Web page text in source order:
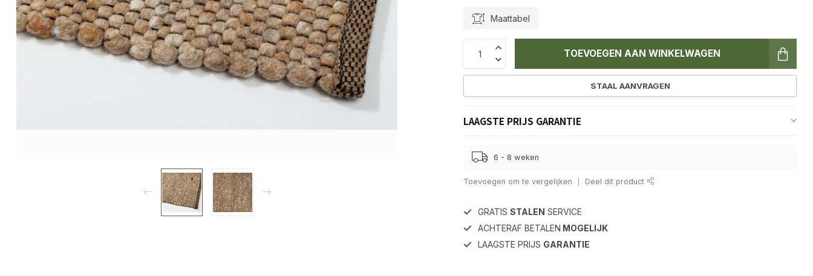
Maattabel
TOEVOEGEN AAN WINKELWAGEN
STAAL AANVRAGEN
LAAGSTE PRIJS GARANTIE
6 - 8 weken
Toevoegen om te vergelijken Deel dit product
GRATISSTALEN SERVICE
ACHTERAF BETALEN MOGELIJK
LAAGSTE PRIJS GARANTIE